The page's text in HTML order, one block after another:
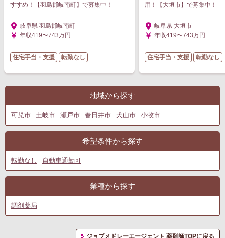
すすめ！【羽島郡岐南町】で募集中！
岐阜県 羽島郡岐南町
年収419〜743万円
住宅手当・支援 転勤なし
用！【大垣市】で募集中！
岐阜県 大垣市
年収419〜743万円
住宅手当・支援 転勤なし
地域から探す
可児市 土岐市 瀬戸市 春日井市 犬山市 小牧市
希望条件から探す
転勤なし 自動車通勤可
業種から探す
調剤薬局